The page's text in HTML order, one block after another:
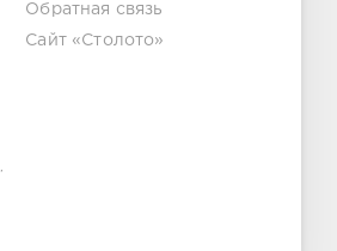
Обратная связь
Сайт «Столото»